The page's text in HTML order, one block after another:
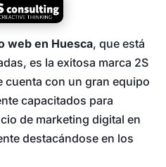
web en Huesca, que está
es la exitosa marca 2S
cuenta con un gran equipo
capacitados para
de marketing digital en
destacándose en los